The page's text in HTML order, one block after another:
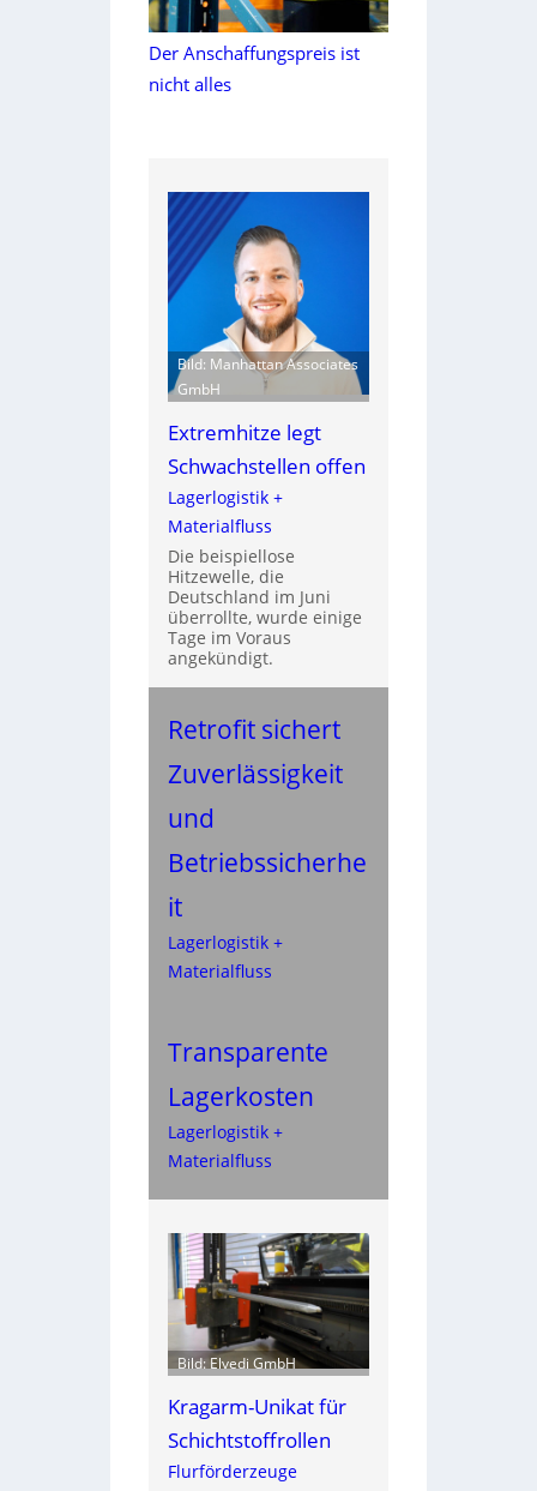
Der Anschaffungspreis ist
nicht alles
Bild: Manhattan Associates
GmbH
Extremhitze legt
Schwachstellen offen
Lagerlogistik +
Materialfluss
Die beispiellose
Hitzewelle, die
Deutschland im Juni
überrollte, wurde einige
Tage im Voraus
angekündigt.
Retrofit sichert
Zuverlässigkeit
und
Betriebssicherhe
it
Lagerlogistik +
Materialfluss
Transparente
Lagerkosten
Lagerlogistik +
Materialfluss
Bild: Elvedi GmbH
Kragarm-Unikat für
Schichtstoffrollen
Flurförderzeuge